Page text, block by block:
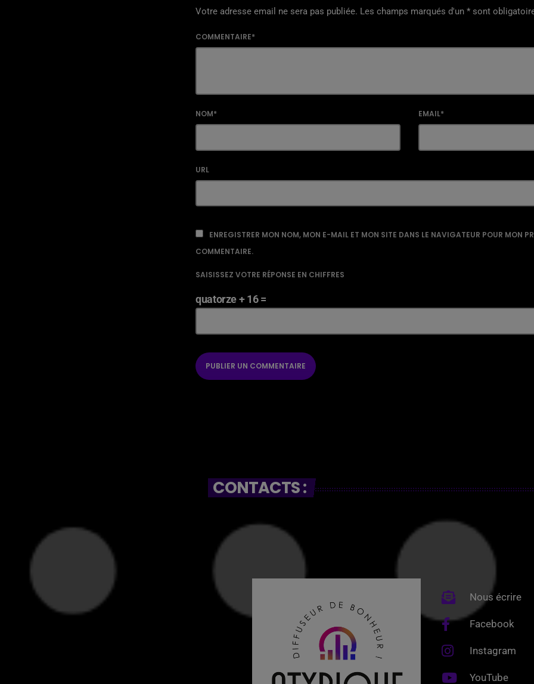
Votre adresse email ne sera pas publiée. Les champs marqués d'un * sont
COMMENTAIRE*
NOM* EMAIL*
URL
ENREGISTRER MON NOM, MON E-MAIL ET MON SITE DANS LE NAVIGATEUR POUR MON
COMMENTAIRE.
SAISISSEZ VOTRE RÉPONSE EN CHIFFRES
quatorze + 16 =
CONTACTS :
Nous écrire
Facebook
Instagram
YouTube